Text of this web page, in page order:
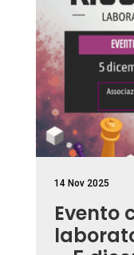
14 Nov 2025
Evento